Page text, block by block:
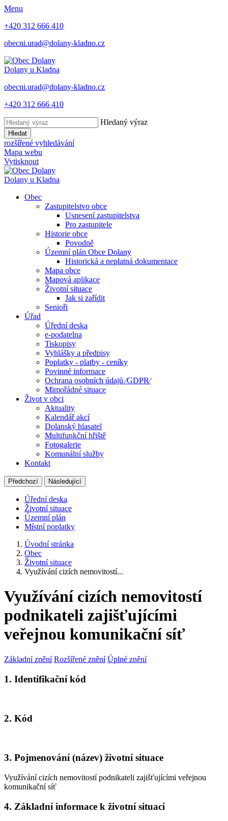
Menu
+420 312 666 410
obecni.urad@dolany-kladno.cz
Dolany u Kladna
obecni.urad@dolany-kladno.cz
+420 312 666 410
Hledaný výraz
Hledat
rozšířené vyhledávání
Mapa webu
Vytisknout
Dolany u Kladna
Obec
Zastupitelstvo obce
Usnesení zastupitelstva
Pro zastupitele
Historie obce
Povodně
Územní plán Obce Dolany
Historická a neplatná dokumentace
Mapa obce
Mapová aplikace
Životní situace
Jak si zařídit
Senioři
Úřad
Úřední deska
e-podatelna
Tiskopisy
Vyhlášky a předpisy
Poplatky - platby - ceníky
Povinné informace
Ochrana osobních údajů ⁄GDPR⁄
Mimořádné situace
Život v obci
Aktuality
Kalendář akcí
Dolanský hlasatel
Multifunkční hřiště
Fotogalerie
Komunální služby
Kontakt
Předchozí Následující
Úřední deska
Životní situace
Územní plán
Místní poplatky
Úvodní stránka
Obec
Životní situace
Využívání cizích nemovitostí...
Využívání cizích nemovitostí
podnikateli zajišťujícími
veřejnou komunikační síť
Základní znění Rozšířené znění Úplné znění
1. Identifikační kód
2. Kód
3. Pojmenování (název) životní situace
Využívání cizích nemovitostí podnikateli zajišťujícími veřejnou
komunikační síť
4. Základní informace k životní situaci